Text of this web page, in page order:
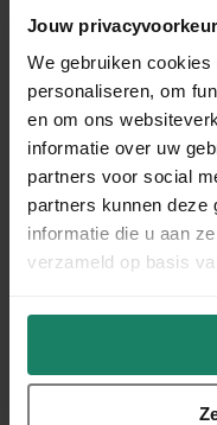
Jouw
We gebruiken
personaliseren, om
en om ons
informatie over uw
partners voor social
partners kunnen deze
informatie die u aan
verzameld op basis